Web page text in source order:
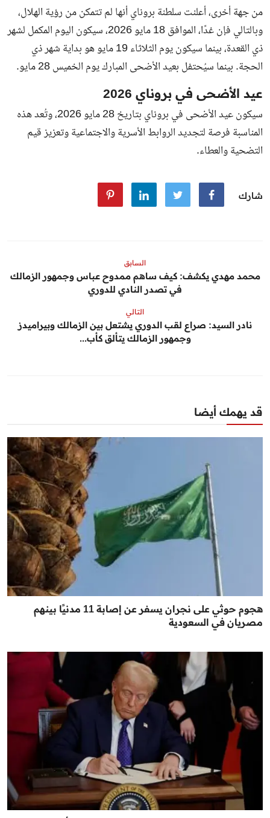
من جهة أخرى، أعلنت سلطنة بروناي أنها لم تتمكن من رؤية الهلال،
وبالتالي فإن غدًا، الموافق 18 مايو 2026، سيكون اليوم المكمل لشهر
ذي القعدة، بينما سيكون يوم الثلاثاء 19 مايو هو بداية شهر ذي
الحجة. بينما سيُحتفل بعيد الأضحى المبارك يوم الخميس 28 مايو.
عيد الأضحى في بروناي 2026
سيكون عيد الأضحى في بروناي بتاريخ 28 مايو 2026، وتُعد هذه
المناسبة فرصة لتجديد الروابط الأسرية والاجتماعية وتعزيز قيم
التضحية والعطاء.
شارك
السابق
محمد مهدي يكشف: كيف ساهم ممدوح عباس وجمهور الزمالك
في تصدر النادي للدوري
التالي
نادر السيد: صراع لقب الدوري يشتعل بين الزمالك وبيراميدز
وجمهور الزمالك يتألق كأب...
قد يهمك أيضا
هجوم حوثي على نجران يسفر عن إصابة 11 مدنيًا بينهم
مصريان في السعودية